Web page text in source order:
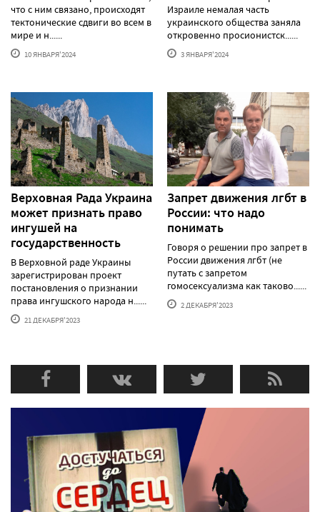
что с ним связано, происходят
тектонические сдвиги во всем в
мире и н......
10 ЯНВАРЯ'2024
Израиле немалая часть
украинского общества заняла
откровенно просионистск......
3 ЯНВАРЯ'2024
Верховная Рада Украина
может признать право
ингушей на
государственность
В Верховной раде Украины
зарегистрирован проект
постановления о признании
права ингушского народа н......
21 ДЕКАБРЯ'2023
Запрет движения лгбт в
России: что надо
понимать
Говоря о решении про запрет в
России движения лгбт (не
путать с запретом
гомосексуализма как таково......
2 ДЕКАБРЯ'2023